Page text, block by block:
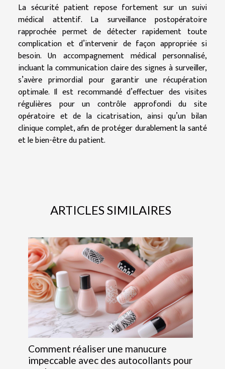
La sécurité patient repose fortement sur un suivi
médical attentif. La surveillance postopératoire
rapprochée permet de détecter rapidement toute
complication et d’intervenir de façon appropriée si
besoin. Un accompagnement médical personnalisé,
incluant la communication claire des signes à surveiller,
s’avère primordial pour garantir une récupération
optimale. Il est recommandé d’effectuer des visites
régulières pour un contrôle approfondi du site
opératoire et de la cicatrisation, ainsi qu’un bilan
clinique complet, afin de protéger durablement la santé
et le bien-être du patient.
ARTICLES SIMILAIRES
Comment réaliser une manucure
impeccable avec des autocollants pour